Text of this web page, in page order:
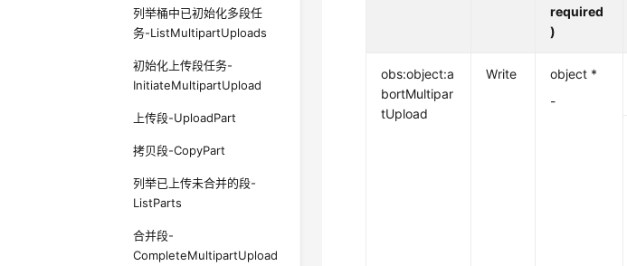
列举桶中已初始化多段任
务-ListMultipartUploads
初始化上传段任务-
InitiateMultipartUpload
上传段-UploadPart
拷贝段-CopyPart
列举已上传未合并的段-
ListParts
合并段-
CompleteMultipartUpload
required
)
obs:object:a
bortMultipar
tUpload
Write
object *
-